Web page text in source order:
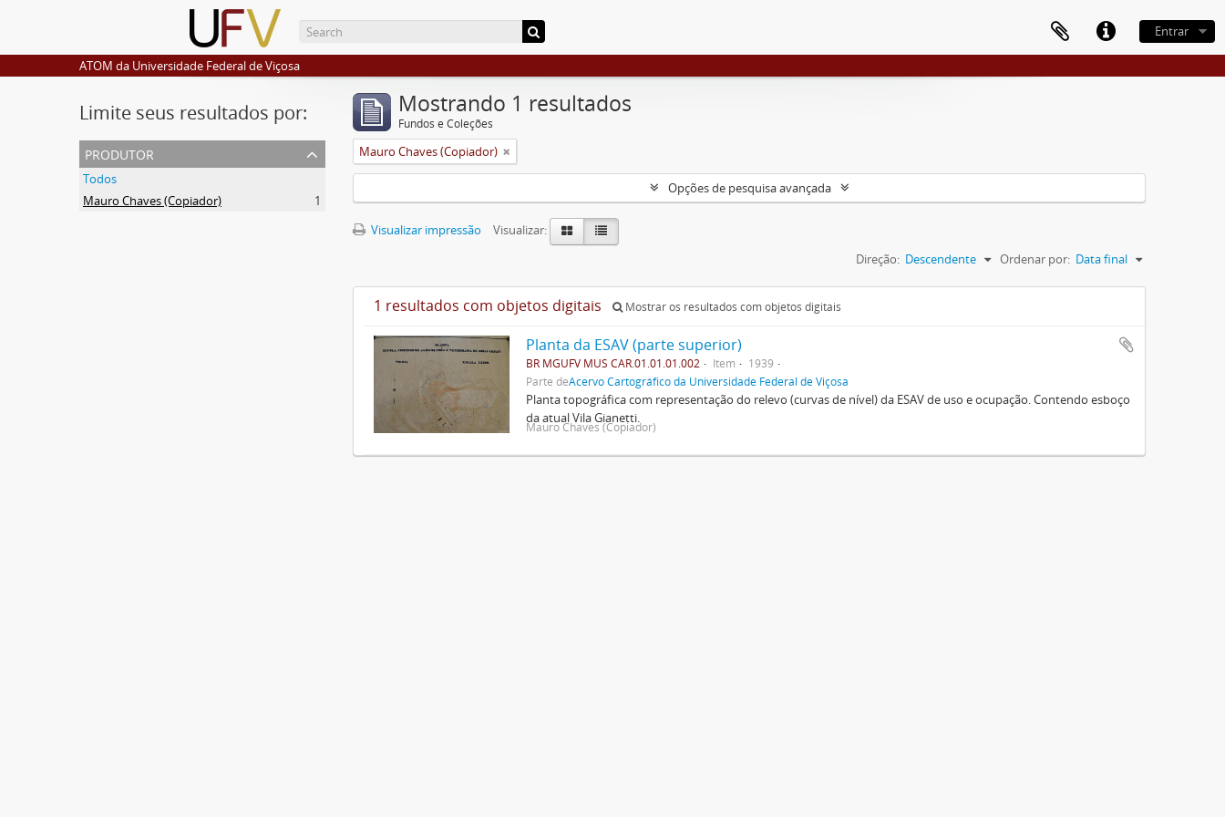
Entrar
ATOM da Universidade Federal de Viçosa
Limite seus resultados por:
produtor
Todos
Mauro Chaves (Copiador)
1
Mostrando 1 resultados
Fundos e Coleções
Mauro Chaves (Copiador)
Opções de pesquisa avançada
Visualizar impressão
Visualizar:
Ordenar por: Data final
Direção: Descendente
1 resultados com objetos digitais Mostrar os resultados com objetos digitais
Planta da ESAV (parte superior)
BR MGUFV MUS CAR.01.01.01.002 Item
1939
Parte deAcervo Cartográfico da Universidade Federal de Viçosa
Planta topográfica com representação do relevo (curvas de nível) da ESAV de uso e ocupação. Contendo esboço
da atual Vila Gianetti.
Mauro Chaves (Copiador)